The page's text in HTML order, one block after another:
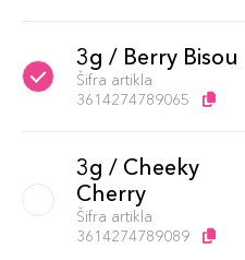
3g / Berry Bisou
Šifra artikla
3614274789065
3g / Cheeky
Cherry
Šifra artikla
3614274789089